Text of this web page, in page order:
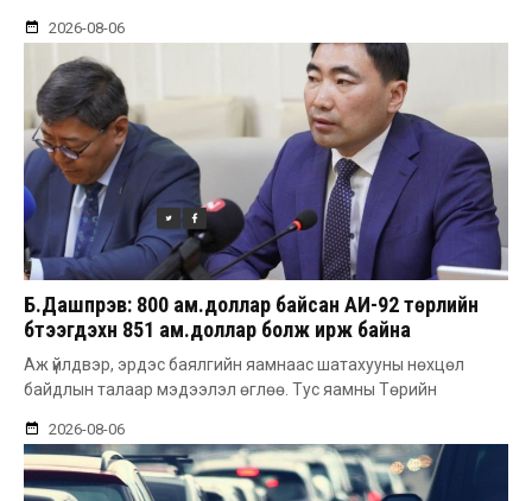
2026-08-06
Б.Дашпүрэв: 800 ам.доллар байсан АИ-92 төрлийн
бүтээгдэхүүн 851 ам.доллар болж ирж байна
Аж үйлдвэр, эрдэс баялгийн яамнаас шатахууны нөхцөл
байдлын талаар мэдээлэл өглөө. Тус яамны Төрийн
2026-08-06